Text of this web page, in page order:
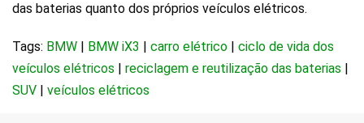
das baterias quanto dos próprios veículos elétricos.
Tags: BMW BMW iX3 carro elétrico
ciclo de vida dos
veículos elétricos
reciclagem e reutilização das baterias
SUV
veículos elétricos